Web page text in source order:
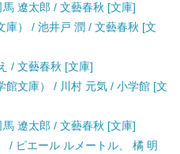
遼太郎 / 文藝春秋 [文庫]
庫） / 池井戸 潤 / 文藝春秋 [文
/ 文藝春秋 [文庫]
館文庫） / 川村 元気 / 小学館 [文
遼太郎 / 文藝春秋 [文庫]
/ ピエール ルメートル、 橘 明